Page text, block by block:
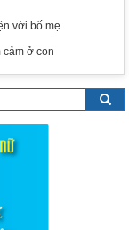
với bố mẹ
cảm ở con